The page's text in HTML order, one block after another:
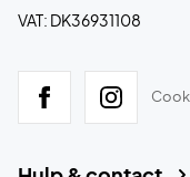
VAT: DK36931108